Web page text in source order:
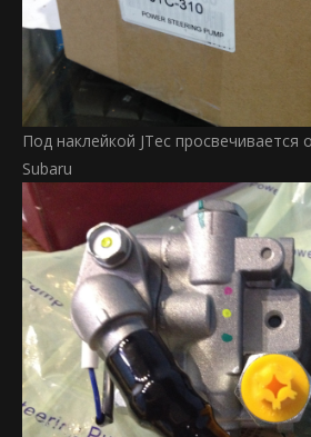
Под наклейкой JTec просвечивается
Subaru